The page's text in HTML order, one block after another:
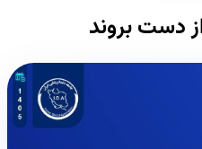
دست بروند